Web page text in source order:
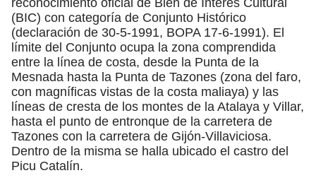
(BIC) con categoría de Conjunto Histórico
(declaración de 30-5-1991, BOPA 17-6-1991). El
límite del Conjunto ocupa la zona comprendida
entre la línea de costa, desde la Punta de la
Mesnada hasta la Punta de Tazones (zona del faro,
con magníficas vistas de la costa maliaya) y las
líneas de cresta de los montes de la Atalaya y Villar,
hasta el punto de entronque de la carretera de
Tazones con la carretera de Gijón-Villaviciosa.
Dentro de la misma se halla ubicado el castro del
Picu Catalín.